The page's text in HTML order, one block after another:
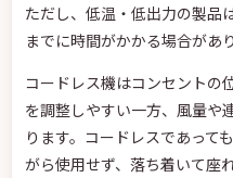
ただし、低温・低出力の製品
までに時間がかかる場合があ
コードレス機はコンセントの
を調整しやすい一方、風量や
ります。コードレスであって
がら使用せず、落ち着いて座